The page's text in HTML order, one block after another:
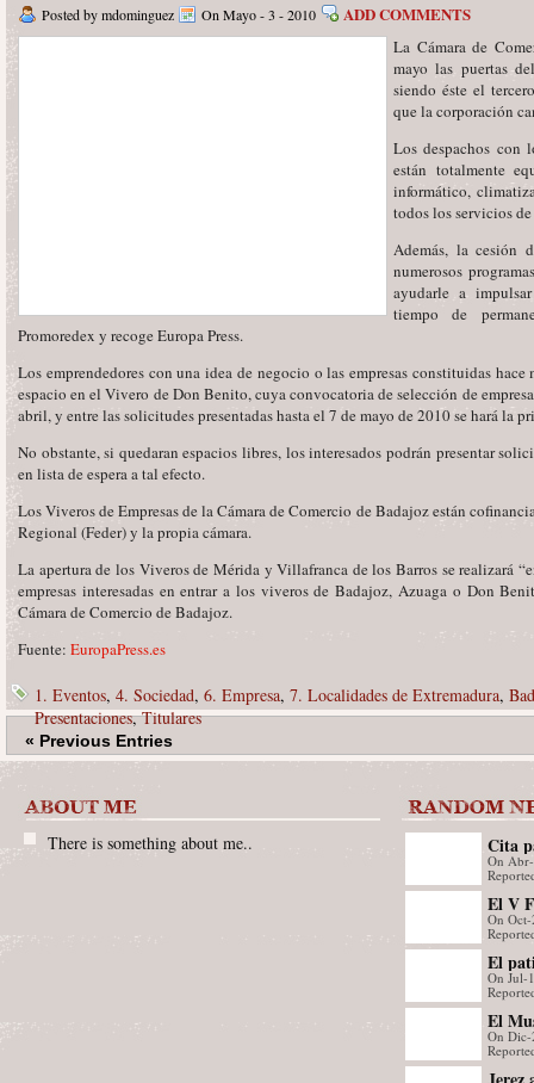
Posted by mdominguez On Mayo - 3 - 2010 ADD COMMENTS
La Cámara de
mayo las puertas
siendo éste el
que la corporación
Los despachos con
están totalmente
informático,
todos los servicios
Además, la cesión
numerosos
ayudarle a
tiempo de
Promoredex y recoge Europa Press.
Los emprendedores con una idea de negocio o las empresas constituidas
espacio en el Vivero de Don Benito, cuya convocatoria de selección de
abril, y entre las solicitudes presentadas hasta el 7 de mayo de 2010 se hará la
No obstante, si quedaran espacios libres, los interesados podrán presentar
en lista de espera a tal efecto.
Los Viveros de Empresas de la Cámara de Comercio de Badajoz están
Regional (Feder) y la propia cámara.
La apertura de los Viveros de Mérida y Villafranca de los Barros se realizará
empresas interesadas en entrar a los viveros de Badajoz, Azuaga o Don
Cámara de Comercio de Badajoz.
Fuente: EuropaPress.es
1. Eventos, 4. Sociedad, 6. Empresa, 7. Localidades de Extremadura,
Presentaciones,Titulares
« Previous Entries
There is something about me.. Cita
On
El V
de
On
El
que
On Jul-
El
casi
On